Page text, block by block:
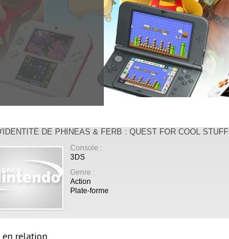
DE PHINEAS & FERB : QUEST FOR COOL STUFF
Console :
3DS
Genre :
Action
Plate-forme
en relation